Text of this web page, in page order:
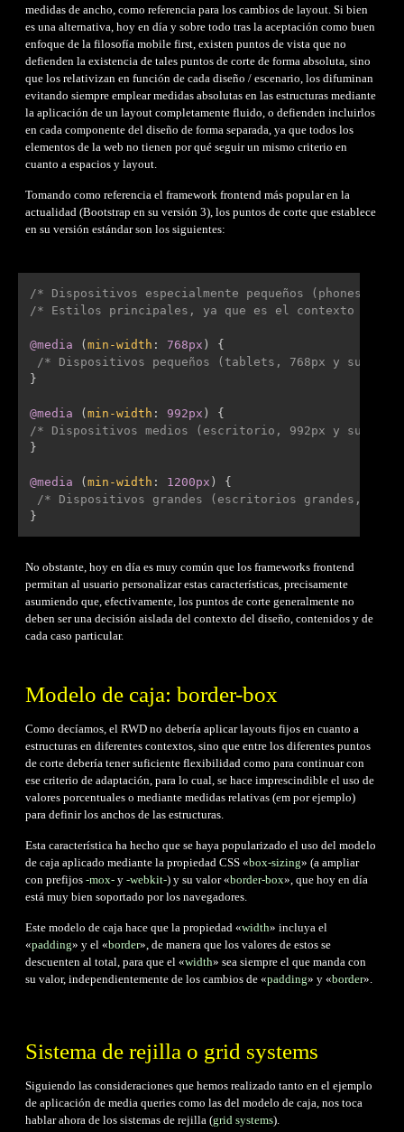
medidas de ancho, como referencia para los cambios de layout. Si bien
es una alternativa, hoy en día y sobre todo tras la aceptación como buen
enfoque de la filosofía mobile first, existen puntos de vista que no
defienden la existencia de tales puntos de corte de forma absoluta, sino
que los relativizan en función de cada diseño / escenario, los difuminan
evitando siempre emplear medidas absolutas en las estructuras mediante
la aplicación de un layout completamente fluido, o defienden incluirlos
en cada componente del diseño de forma separada, ya que todos los
elementos de la web no tienen por qué seguir un mismo criterio en
cuanto a espacios y layout.
Tomando como referencia el framework frontend más popular en la
actualidad (Bootstrap en su versión 3), los puntos de corte que establece
en su versión estándar son los siguientes:
/* Dispositivos especialmente pequeños (phones,
/* Estilos principales, ya que es el contexto por
@media ( min-width : 768px )
{
/* Dispositivos pequeños (tablets, 768px y
}
@media ( min-width : 992px )
{
/* Dispositivos medios (escritorio, 992px y
}
@media ( min-width : 1200px )
{
/* Dispositivos grandes (escritorios grandes,
}
No obstante, hoy en día es muy común que los frameworks frontend
permitan al usuario personalizar estas características, precisamente
asumiendo que, efectivamente, los puntos de corte generalmente no
deben ser una decisión aislada del contexto del diseño, contenidos y de
cada caso particular.
Modelo de caja: border-box
Como decíamos, el RWD no debería aplicar layouts fijos en cuanto a
estructuras en diferentes contextos, sino que entre los diferentes puntos
de corte debería tener suficiente flexibilidad como para continuar con
ese criterio de adaptación, para lo cual, se hace imprescindible el uso de
valores porcentuales o mediante medidas relativas (em por ejemplo)
para definir los anchos de las estructuras.
Esta característica ha hecho que se haya popularizado el uso del modelo
de caja aplicado mediante la propiedad CSS «box-sizing» (a ampliar
con prefijos -mox- y-webkit-) y su valor «border-box», que hoy en día
está muy bien soportado por los navegadores.
Este modelo de caja hace que la propiedad «width» incluya el
«padding» y el «border», de manera que los valores de estos se
descuenten al total, para que el «width» sea siempre el que manda con
su valor, independientemente de los cambios de «padding» y «border».
Sistema de rejilla o grid systems
Siguiendo las consideraciones que hemos realizado tanto en el ejemplo
de aplicación de media queries como las del modelo de caja, nos toca
hablar ahora de los sistemas de rejilla (grid systems).